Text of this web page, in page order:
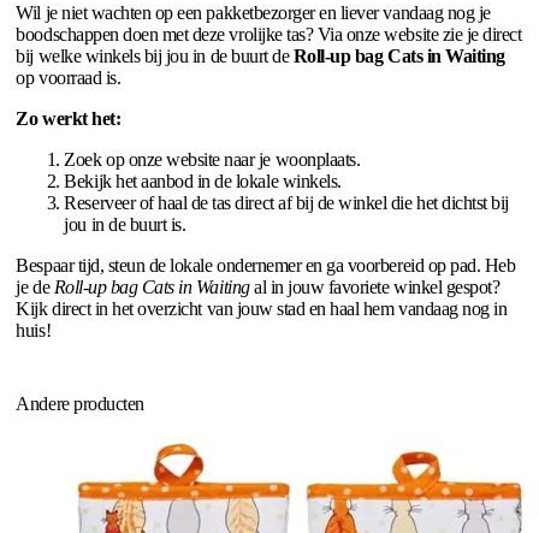
Wil je niet wachten op een pakketbezorger en liever vandaag nog je
boodschappen doen met deze vrolijke tas? Via onze website zie je direct
bij welke winkels bij jou in de buurt deRoll-up bag Cats in Waiting
op voorraad is.
Zo werkt het:
Zoek op onze website naar je woonplaats.
Bekijk het aanbod in de lokale winkels.
Reserveer of haal de tas direct af bij de winkel die het dichtst bij
jou in de buurt is.
Bespaar tijd, steun de lokale ondernemer en ga voorbereid op pad. Heb
je de Roll-up bag Cats in Waitingal in jouw favoriete winkel gespot?
Kijk direct in het overzicht van jouw stad en haal hem vandaag nog in
huis!
Andere producten